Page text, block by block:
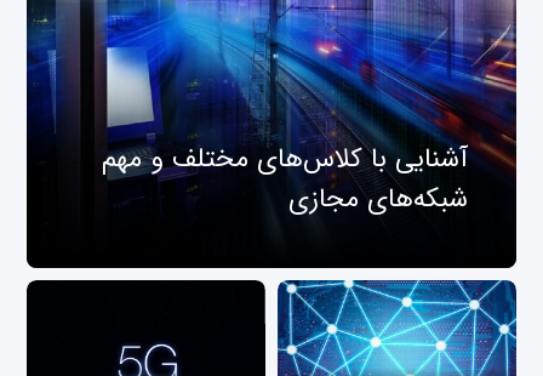
آشنایی با کلاس‌های مختلف و مهم
شبکه‌های مجازی